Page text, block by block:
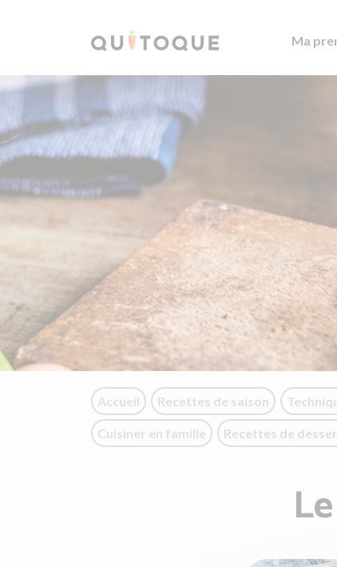
Ma
Accueil Recettes de saison
Cuisiner en famille Recettes de